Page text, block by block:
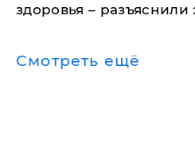
здоровья – разъяснили
Смотреть ещё